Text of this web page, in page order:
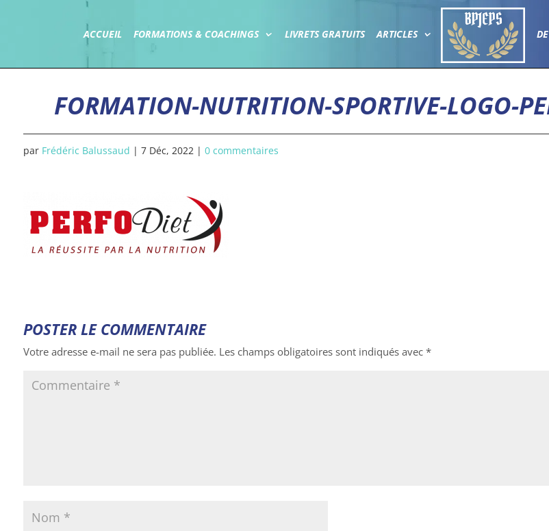
ACCUEIL FORMATIONS & COACHINGS LIVRETS GRATUITS ARTICLES
FORMATION-NUTRITION-SPORTIVE-LOGO-
par Frédéric Balussaud | 7 Déc, 2022| 0 commentaires
POSTER LE COMMENTAIRE
Votre adresse e-mail ne sera pas publiée. Les champs obligatoires sont indiqués avec *